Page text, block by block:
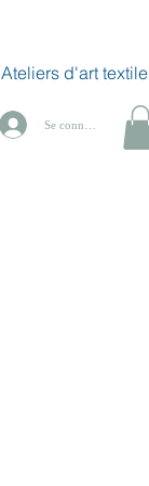
Ateliers d'art textile
Se connecter